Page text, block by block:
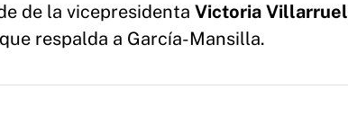
de la vicepresidenta Victoria Villarruel
respalda a García-Mansilla.